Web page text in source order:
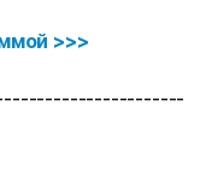
>>>